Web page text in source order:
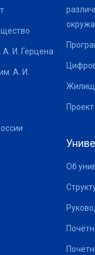
А. И. Герцена
А. И.
Об